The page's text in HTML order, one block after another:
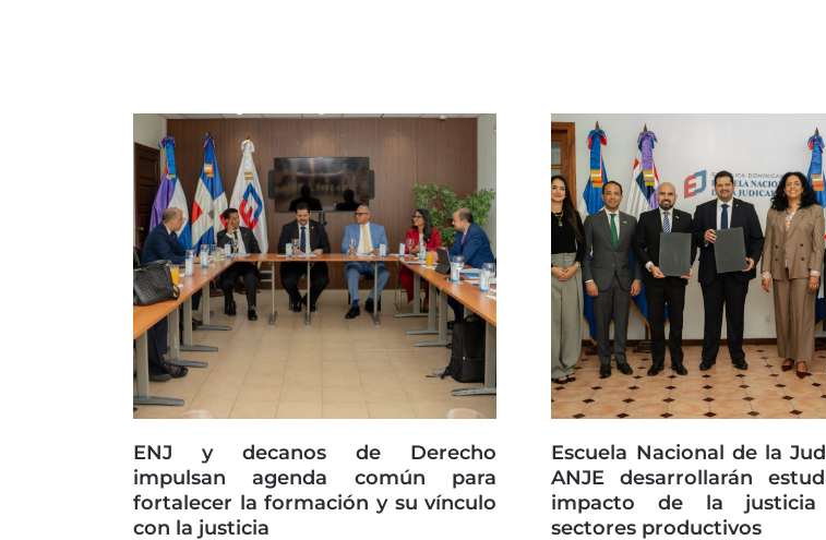
ENJ y decanos de Derecho
impulsan agenda común para
fortalecer la formación y su vínculo
con la justicia
Escuela Nacional de la
ANJE desarrollarán
impacto de la
sectores productivos